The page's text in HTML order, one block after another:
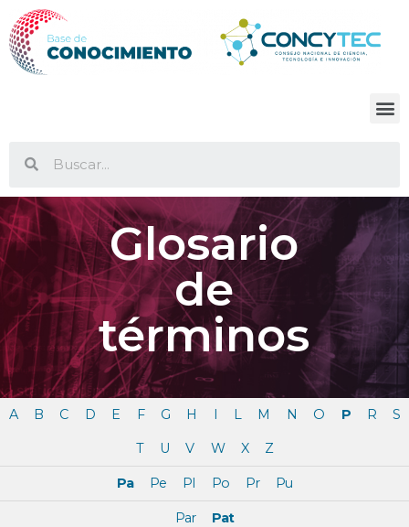
Glosario
de
términos
A B C D E F G H I L M N O P R S
T U V W X Z
Pa Pe Pl Po Pr Pu
Par Pat